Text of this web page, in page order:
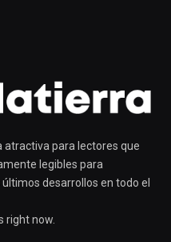
atractiva para lectores que
legibles para
desarrollos en todo el
right now.